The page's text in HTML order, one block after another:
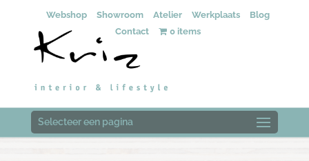
Webshop Showroom Atelier Werkplaats
Blog
Contact
0 items
Selecteer een pagina